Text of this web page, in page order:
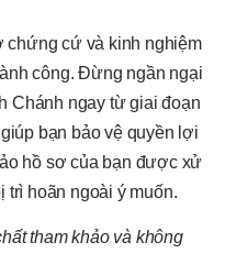
chứng cứ và kinh nghiệm
công. Đừng ngần ngại
Chánh ngay từ giai đoạn
bạn bảo vệ quyền lợi
hồ sơ của bạn được xử
trì hoãn ngoài ý muốn.
tham khảo và không